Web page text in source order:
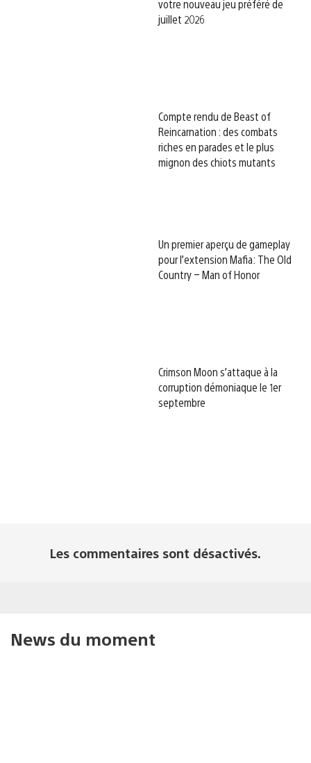
votre nouveau jeu préféré de
juillet 2026
Compte rendu de Beast of
Reincarnation : des combats
riches en parades et le plus
mignon des chiots mutants
Un premier aperçu de gameplay
pour l’extension Mafia: The Old
Country – Man of Honor
Crimson Moon s’attaque à la
corruption démoniaque le 1er
septembre
Les commentaires sont désactivés.
News du moment